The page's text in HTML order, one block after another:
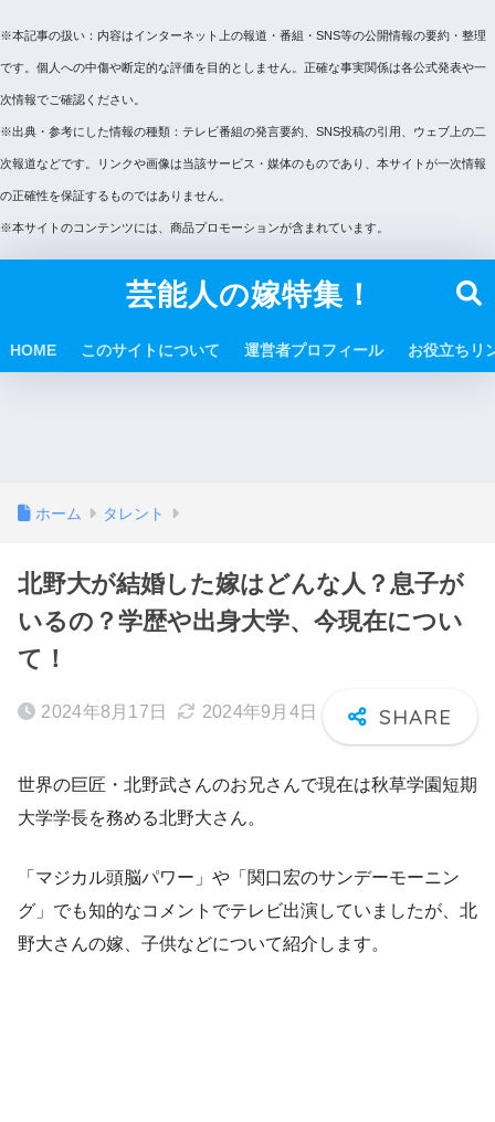
※本記事の扱い：内容はインターネット上の報道・番組・SNS等の公開情報の要約・整理
です。個人への中傷や断定的な評価を目的としません。正確な事実関係は各公式発表や一
次情報でご確認ください。
※出典・参考にした情報の種類：テレビ番組の発言要約、SNS投稿の引用、ウェブ上の二
次報道などです。リンクや画像は当該サービス・媒体のものであり、本サイトが一次情報
の正確性を保証するものではありません。
※本サイトのコンテンツには、商品プロモーションが含まれています。
芸能人の嫁特集！
HOME このサイトについて 運営者プロフィール お役立ちリ
ホーム タレント
北野大が結婚した嫁はどんな人？息子が
いるの？学歴や出身大学、今現在につい
て！
2024年8月17日 2024年9月4日
世界の巨匠・北野武さんのお兄さんで現在は秋草学園短期
大学学長を務める北野大さん。
「マジカル頭脳パワー」や「関口宏のサンデーモーニン
グ」でも知的なコメントでテレビ出演していましたが、北
野大さんの嫁、子供などについて紹介します。